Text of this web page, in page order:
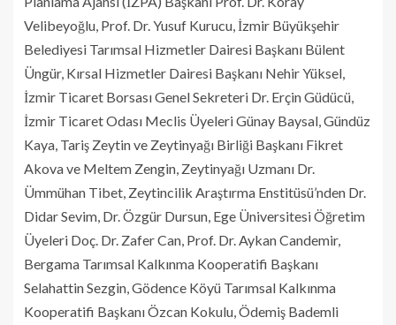
Velibeyoğlu, Prof. Dr. Yusuf Kurucu, İzmir Büyükşehir
Belediyesi Tarımsal Hizmetler Dairesi Başkanı Bülent
Üngür, Kırsal Hizmetler Dairesi Başkanı Nehir Yüksel,
İzmir Ticaret Borsası Genel Sekreteri Dr. Erçin Güdücü,
İzmir Ticaret Odası Meclis Üyeleri Günay Baysal, Gündüz
Kaya, Tariş Zeytin ve Zeytinyağı Birliği Başkanı Fikret
Akova ve Meltem Zengin, Zeytinyağı Uzmanı Dr.
Ümmühan Tibet, Zeytincilik Araştırma Enstitüsü’nden Dr.
Didar Sevim, Dr. Özgür Dursun, Ege Üniversitesi Öğretim
Üyeleri Doç. Dr. Zafer Can, Prof. Dr. Aykan Candemir,
Bergama Tarımsal Kalkınma Kooperatifi Başkanı
Selahattin Sezgin, Gödence Köyü Tarımsal Kalkınma
Kooperatifi Başkanı Özcan Kokulu, Ödemiş Bademli